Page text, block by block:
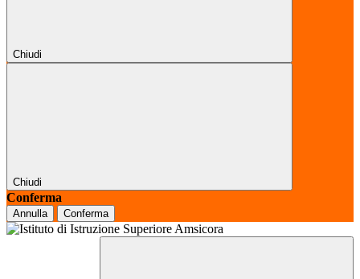
Chiudi
Chiudi
Conferma
Annulla Conferma